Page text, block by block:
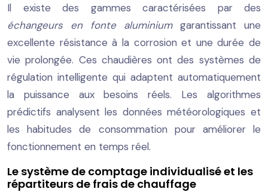
Il existe des gammes caractérisées par des
échangeurs en fonte aluminium garantissant une
excellente résistance à la corrosion et une durée de
vie prolongée. Ces chaudières ont des systèmes de
régulation intelligente qui adaptent automatiquement
la puissance aux besoins réels. Les algorithmes
prédictifs analysent les données météorologiques et
les habitudes de consommation pour améliorer le
fonctionnement en temps réel.
Le système de comptage individualisé et les
répartiteurs de frais de chauffage